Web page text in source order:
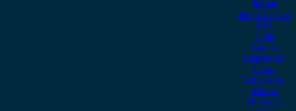
Jaguar
Jeep Chrysler
KIA
Lada
Lancia
Leapmotor
Lexus
Lynk & co
Mazda
Mercedes